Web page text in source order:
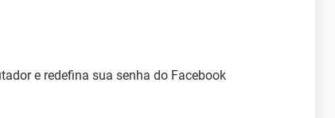
e redefina sua senha do Facebook